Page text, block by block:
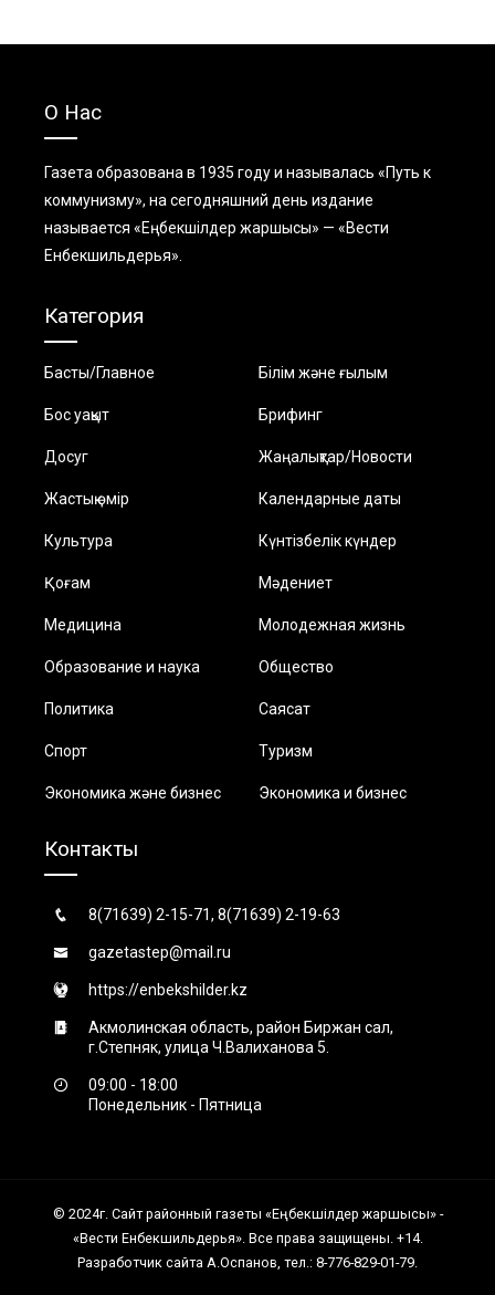
О Нас
Газета образована в 1935 году и называлась «Путь к
коммунизму», на сегодняшний день издание
называется «Еңбекшiлдер жаршысы» — «Вести
Енбекшильдерья».
Категория
Басты/Главное Білім және ғылым
Бос уақыт Брифинг
Досуг Жаңалықтар/Новости
Жастық өмір Календарные даты
Культура Күнтізбелік күндер
Қоғам Мәдениет
Медицина Молодежная жизнь
Образование и наука Общество
Политика Саясат
Спорт Туризм
Экономика және бизнес Экономика и бизнес
Контакты
8(71639) 2-15-71, 8(71639) 2-19-63
gazetastep@mail.ru
https://enbekshilder.kz
Акмолинская область, район Биржан сал,
г.Степняк, улица Ч.Валиханова 5.
09:00 - 18:00
Понедельник - Пятница
© 2024г. Сайт районный газеты «Еңбекшiлдер жаршысы» -
«Вести Енбекшильдерья». Все права защищены. +14.
Разработчик сайта А.Оспанов, тел.: 8-776-829-01-79.